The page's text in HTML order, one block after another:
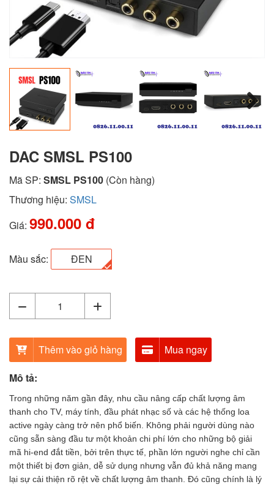
Next
DAC SMSL PS100
Mã SP: SMSL PS100 (Còn hàng)
Thương hiệu: SMSL
Giá: 990.000 đ
Màu sắc: ĐEN
Thêm vào giỏ hàng
Mua ngay
Mô tả:
Trong những năm gần đây, nhu cầu nâng cấp chất lượng âm
thanh cho TV, máy tính, đầu phát nhạc số và các hệ thống loa
active ngày càng trở nên phổ biến. Không phải người dùng nào
cũng sẵn sàng đầu tư một khoản chi phí lớn cho những bộ giải
mã hi-end đắt tiền, bởi trên thực tế, phần lớn người nghe chỉ cần
một thiết bị đơn giản, dễ sử dụng nhưng vẫn đủ khả năng mang
lại sự cải thiện rõ rệt về chất lượng âm thanh. Đó cũng chính là lý